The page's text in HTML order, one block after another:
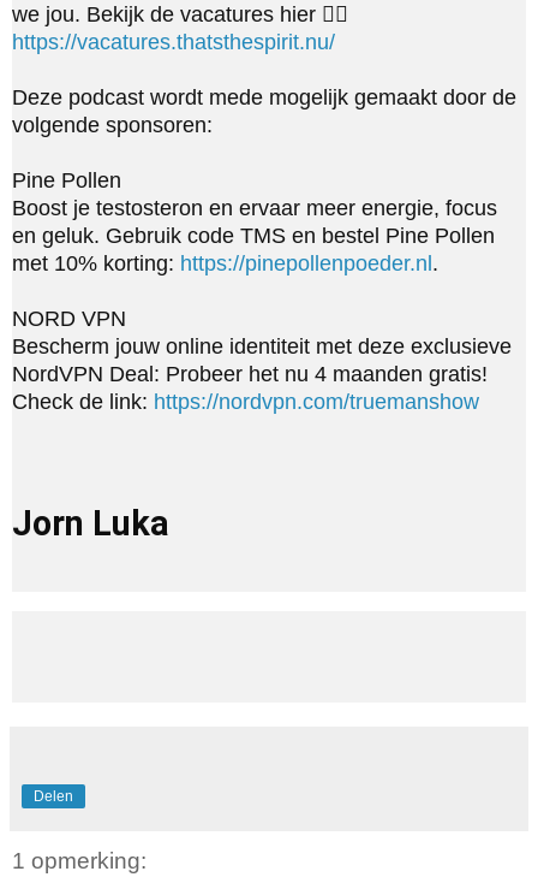
https://vacatures.thatsthespirit.nu/
Deze podcast wordt mede mogelijk gemaakt door de
volgende sponsoren:
Pine Pollen
Boost je testosteron en ervaar meer energie, focus
en geluk. Gebruik code TMS en bestel Pine Pollen
met 10% korting: https://pinepollenpoeder.nl.
NORD VPN
Bescherm jouw online identiteit met deze exclusieve
NordVPN Deal: Probeer het nu 4 maanden gratis!
Check de link: https://nordvpn.com/truemanshow
Jorn Luka
Delen
1 opmerking: